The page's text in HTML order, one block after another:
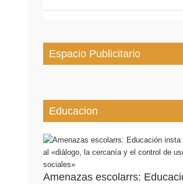
Espacio Publicitario
Educacion
Amenazas escolarrs: